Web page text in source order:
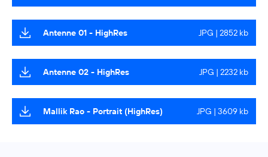
Antenne 01 - HighRes JPG | 2852 kb
Antenne 02 - HighRes JPG | 2232 kb
Mallik Rao - Portrait (HighRes) JPG | 3609 kb